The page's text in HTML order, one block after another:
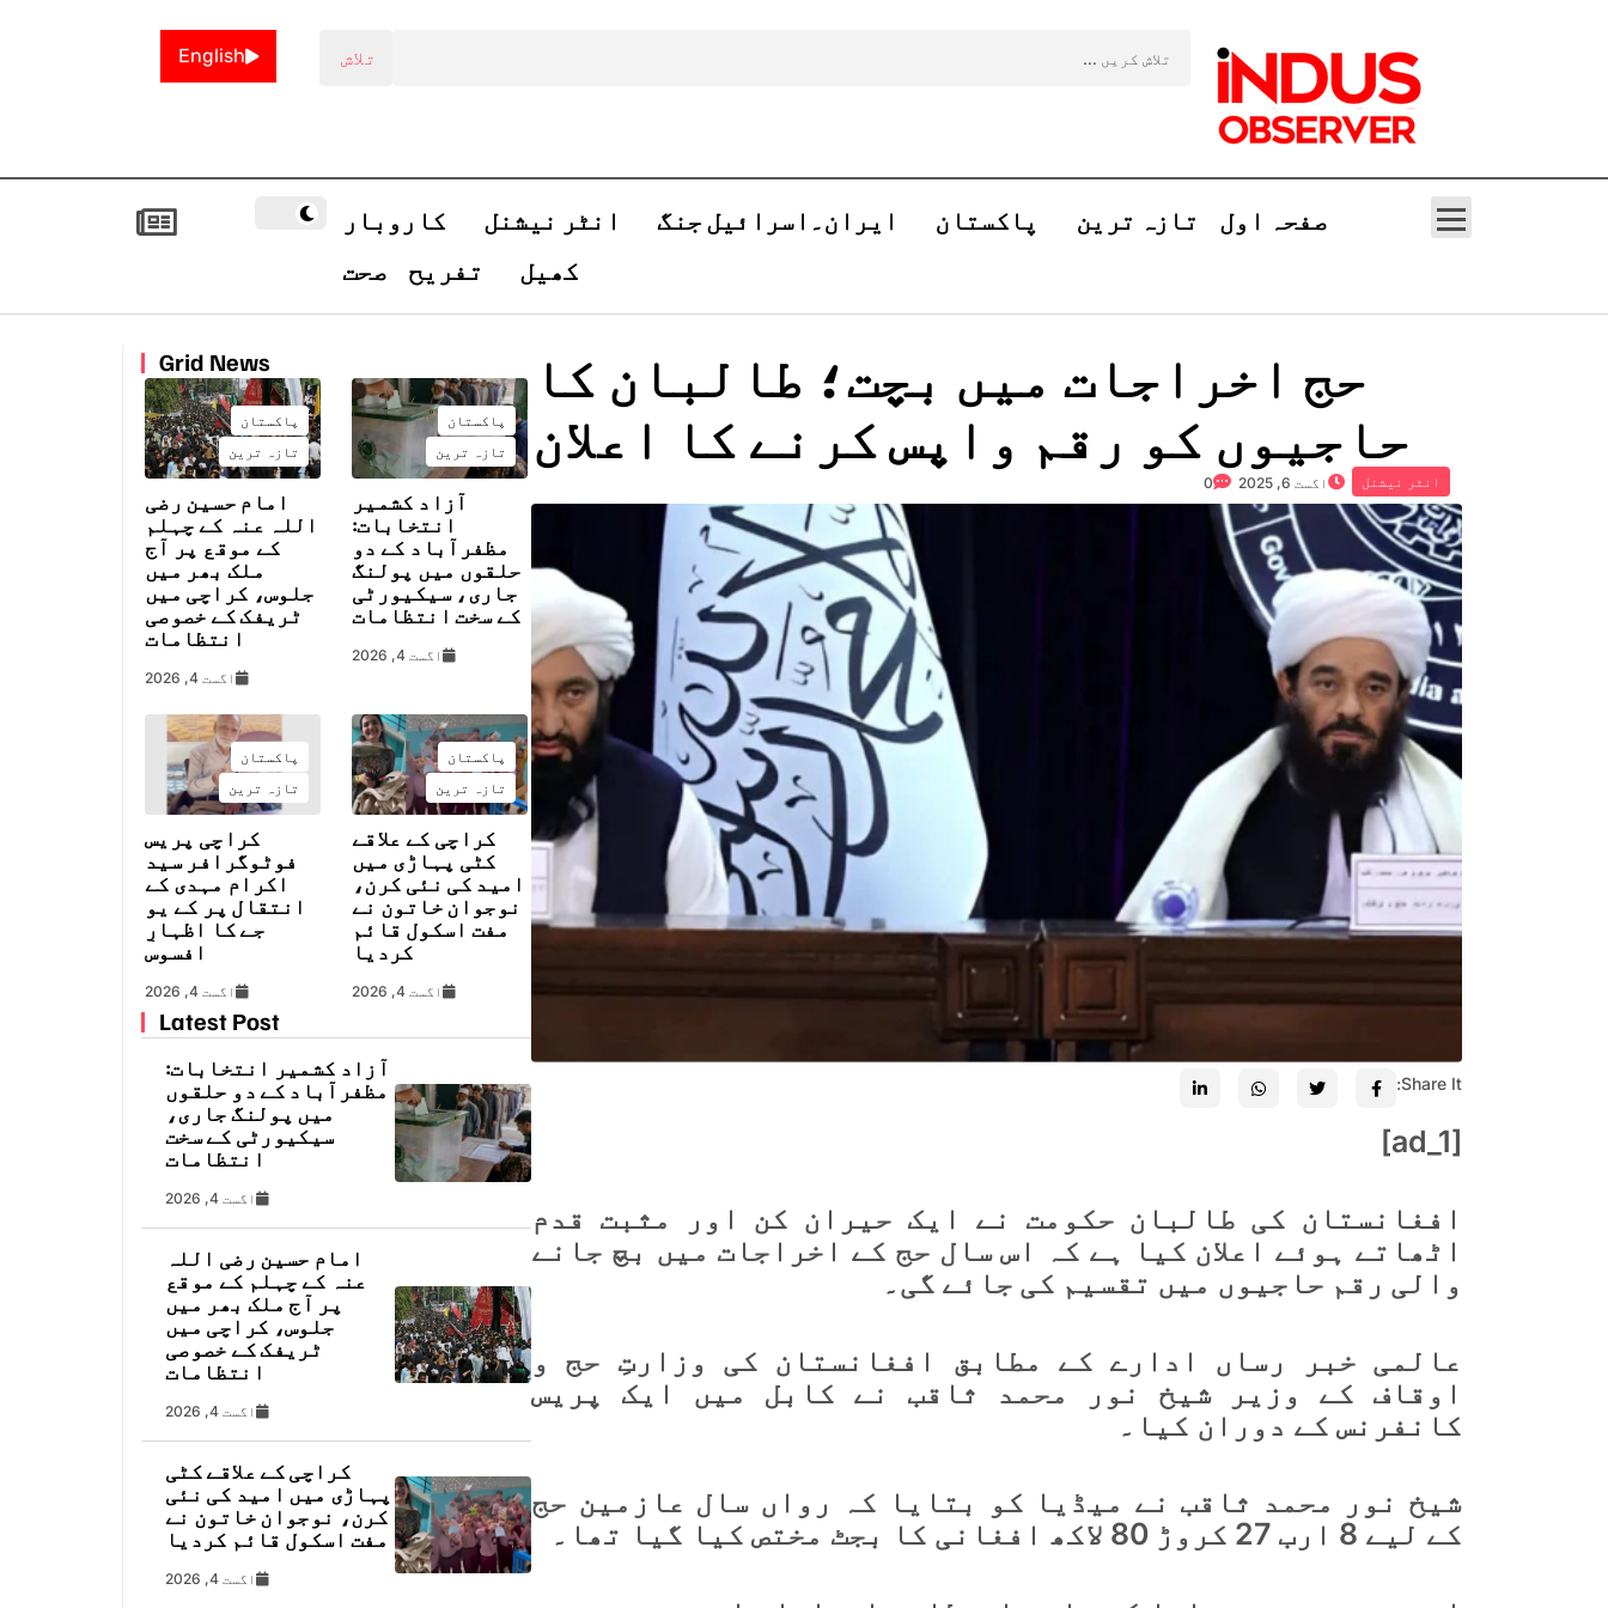
English
صفحہ اول تازہ ترین پاکستان ایران۔اسرائیل جنگ انٹر نیشنل
کاروبار
کھیل
تفریح صحت
حج اخراجات میں بچت؛ طالبان کا
حاجیوں کو رقم واپس کرنے کا اعلان
انٹر نیشنل اگست 6, 2025 0
Share It:
[ad_1]
افغانستان کی طالبان حکومت نے ایک حیران کن اور مثبت قدم
اٹھاتے ہوئے اعلان کیا ہے کہ اس سال حج کے اخراجات میں بچ جانے
والی رقم حاجیوں میں تقسیم کی جائے گی۔
عالمی خبر رساں ادارے کے مطابق افغانستان کی وزارتِ حج و
اوقاف کے وزیر شیخ نور محمد ثاقب نے کابل میں ایک پریس
کانفرنس کے دوران کیا۔
شیخ نور محمد ثاقب نے میڈیا کو بتایا کہ رواں سال عازمین حج
کے لیے 8 ارب 27 کروڑ 80 لاکھ افغانی کا بجٹ مختص کیا گیا تھا۔
Grid News
پاکستان
تازہ ترین
آزاد کشمیر
انتخابات:
مظفرآباد کے دو
حلقوں میں پولنگ
جاری، سیکیورٹی
کے سخت انتظامات
اگست 4, 2026
پاکستان
تازہ ترین
امام حسین رضی
اللہ عنہ کے چہلم
کے موقع پر آج
ملک بھر میں
جلوس، کراچی میں
ٹریفک کے خصوصی
انتظامات
اگست 4, 2026
پاکستان
تازہ ترین
کراچی کے علاقے
کٹی پہاڑی میں
امید کی نئی کرن،
نوجوان خاتون نے
مفت اسکول قائم
کردیا
اگست 4, 2026
پاکستان
تازہ ترین
کراچی پریس
فوٹوگرافر سید
اکرام مہدی کے
انتقال پر کے یو
جے کا اظہارِ
افسوس
اگست 4, 2026
Latest Post
آزاد کشمیر انتخابات:
مظفرآباد کے دو حلقوں
میں پولنگ جاری،
سیکیورٹی کے سخت
انتظامات
اگست 4, 2026
امام حسین رضی اللہ
عنہ کے چہلم کے موقع
پر آج ملک بھر میں
جلوس، کراچی میں
ٹریفک کے خصوصی
انتظامات
اگست 4, 2026
کراچی کے علاقے کٹی
پہاڑی میں امید کی نئی
کرن، نوجوان خاتون نے
مفت اسکول قائم کردیا
اگست 4, 2026